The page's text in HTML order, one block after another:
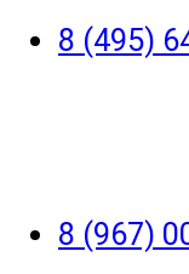
8 (495)
8 (967)